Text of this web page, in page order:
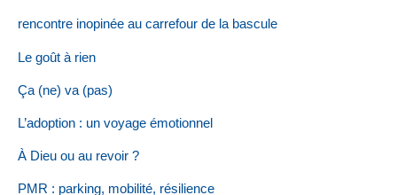
rencontre inopinée au carrefour de la bascule
Le goût à rien
Ça (ne) va (pas)
L’adoption : un voyage émotionnel
À Dieu ou au revoir ?
PMR : parking, mobilité, résilience